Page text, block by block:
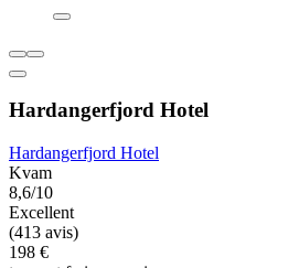
Hardangerfjord Hotel
Hardangerfjord Hotel
Kvam
8,6/10
Excellent
(413 avis)
198 €